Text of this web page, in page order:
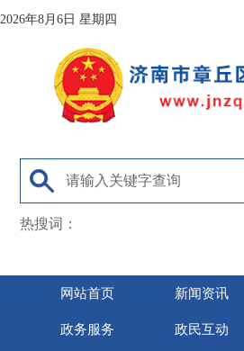
2026年8月6日 星期四
热搜词：
网站首页 新闻资讯
政务服务 政民互动